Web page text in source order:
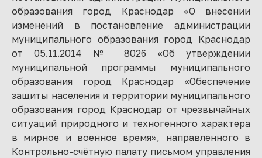
образования город Краснодар «О внесении
изменений в постановление администрации
муниципального образования город Краснодар
от 05.11.2014 № 8026 «Об утверждении
муниципальной программы муниципального
образования город Краснодар «Обеспечение
защиты населения и территории муниципального
образования город Краснодар от чрезвычайных
ситуаций природного и техногенного характера
в мирное и военное время», направленного в
Контрольно-счётную палату письмом управления